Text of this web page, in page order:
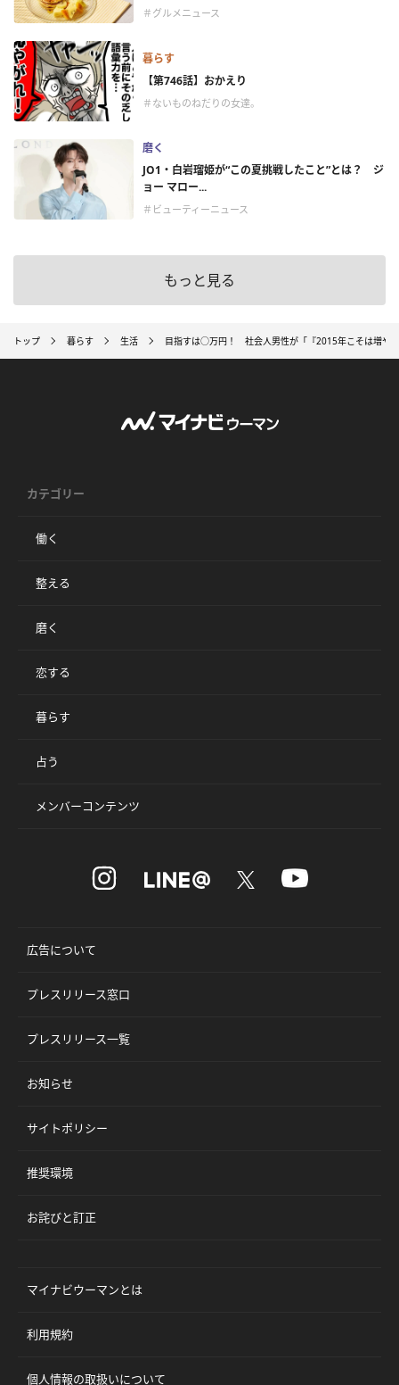
＃グルメニュース
暮らす
【第746話】おかえり
＃ないものねだりの女達。
磨く
JO1・白岩瑠姫が“この夏挑戦したこと”とは？ ジ
ョー マロー...
＃ビューティーニュース
もっと見る
トップ 暮らす 生活 目指すは○万円！ 社会人男性が「『2015年こそは増や
カテゴリー
働く
整える
磨く
恋する
暮らす
占う
メンバーコンテンツ
広告について
プレスリリース窓口
プレスリリース一覧
お知らせ
サイトポリシー
推奨環境
お詫びと訂正
マイナビウーマンとは
利用規約
個人情報の取扱いについて